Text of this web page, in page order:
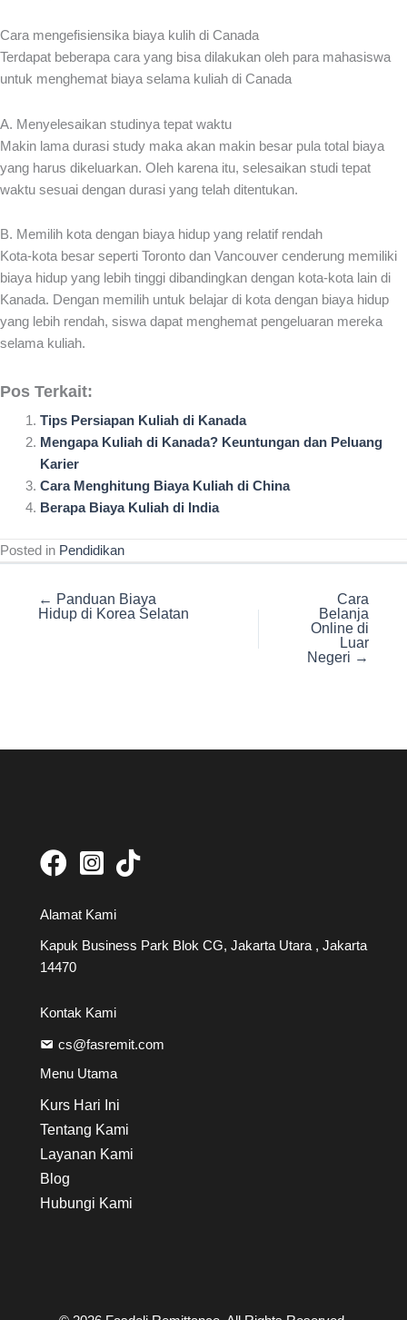
Cara mengefisiensika biaya kulih di Canada
Terdapat beberapa cara yang bisa dilakukan oleh para mahasiswa
untuk menghemat biaya selama kuliah di Canada
A. Menyelesaikan studinya tepat waktu
Makin lama durasi study maka akan makin besar pula total biaya
yang harus dikeluarkan. Oleh karena itu, selesaikan studi tepat
waktu sesuai dengan durasi yang telah ditentukan.
B. Memilih kota dengan biaya hidup yang relatif rendah
Kota-kota besar seperti Toronto dan Vancouver cenderung memiliki
biaya hidup yang lebih tinggi dibandingkan dengan kota-kota lain di
Kanada. Dengan memilih untuk belajar di kota dengan biaya hidup
yang lebih rendah, siswa dapat menghemat pengeluaran mereka
selama kuliah.
Pos Terkait:
Tips Persiapan Kuliah di Kanada
Mengapa Kuliah di Kanada? Keuntungan dan Peluang
Karier
Cara Menghitung Biaya Kuliah di China
Berapa Biaya Kuliah di India
Posted in Pendidikan
← Panduan Biaya
Hidup di Korea Selatan
Cara
Belanja
Online di
Luar
Negeri →
Alamat Kami
Kapuk Business Park Blok CG, Jakarta Utara , Jakarta
14470
Kontak Kami
cs@fasremit.com
Menu Utama
Kurs Hari Ini
Tentang Kami
Layanan Kami
Blog
Hubungi Kami